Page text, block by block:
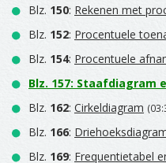
Blz. 150: Rekenen met
Blz. 152: Procentuele
Blz. 154: Procentuele
Blz. 157: Staafdiagram
Blz. 162: Cirkeldiagram
Blz. 166:
Blz. 169: Frequentietabel